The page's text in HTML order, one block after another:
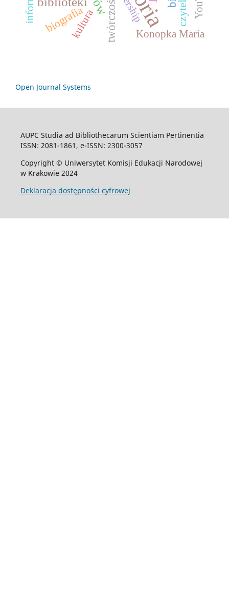
twórczość
biografia Konopka Maria
kultura
Open Journal Systems
AUPC Studia ad Bibliothecarum Scientiam Pertinentia
ISSN: 2081-1861, e-ISSN: 2300-3057
Copyright © Uniwersytet Komisji Edukacji Narodowej
w Krakowie 2024
Deklaracja dostępności cyfrowej